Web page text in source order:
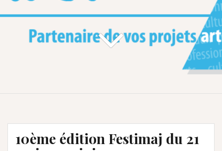
10ème édition Festimaj du 21